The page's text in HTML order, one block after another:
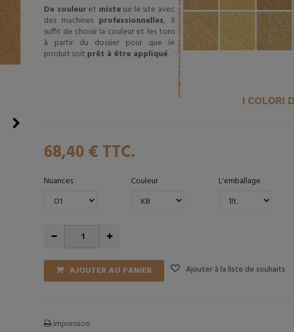
De couleuret mixtesur le site avec
des machines professionnelles, il
suffit de choisir la couleur et les tons
à partir du dossier pour que le
produit soit prêt à être appliqué.
68,40 € TTC.
Nuances Couleur L'emballage
AJOUTER AU PANIER Ajouter à la liste de souhaits
Impression